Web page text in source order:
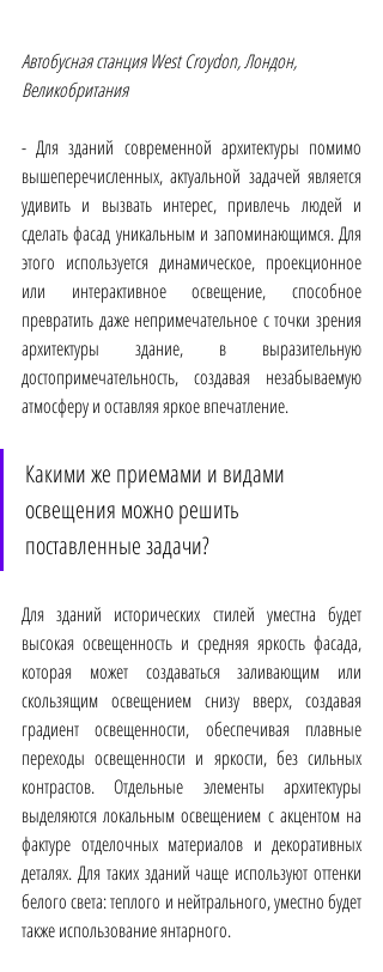
Автобусная станция West Croydon, Лондон,
Великобритания
- Для зданий современной архитектуры помимо
вышеперечисленных, актуальной задачей является
удивить и вызвать интерес, привлечь людей и
сделать фасад уникальным и запоминающимся. Для
этого используется динамическое, проекционное
или интерактивное освещение, способное
превратить даже непримечательное с точки зрения
архитектуры здание, в выразительную
достопримечательность, создавая незабываемую
атмосферу и оставляя яркое впечатление.
Какими же приемами и видами
освещения можно решить
поставленные задачи?
Для зданий исторических стилей уместна будет
высокая освещенность и средняя яркость фасада,
которая может создаваться заливающим или
скользящим освещением снизу вверх, создавая
градиент освещенности, обеспечивая плавные
переходы освещенности и яркости, без сильных
контрастов. Отдельные элементы архитектуры
выделяются локальным освещением с акцентом на
фактуре отделочных материалов и декоративных
деталях. Для таких зданий чаще используют оттенки
белого света: теплого и нейтрального, уместно будет
также использование янтарного.